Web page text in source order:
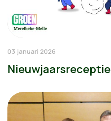
03 januari 2026
Nieuwjaarsreceptie